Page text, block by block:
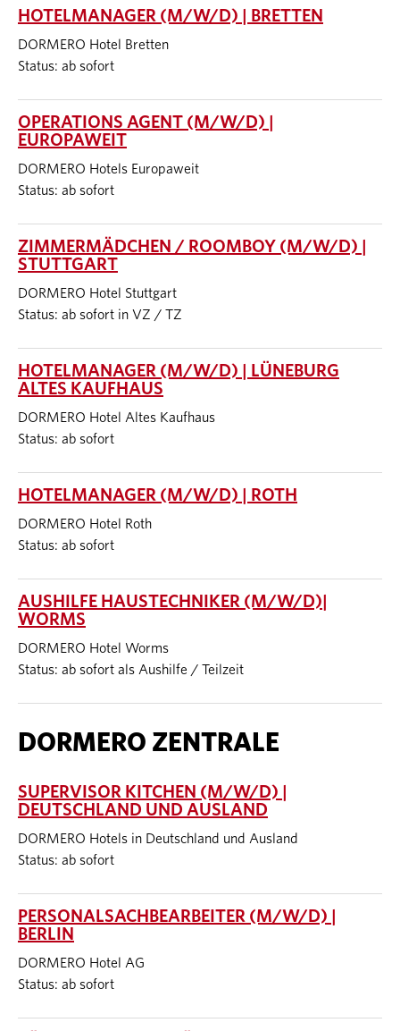
HOTELMANAGER (M/W/D) | BRETTEN
DORMERO Hotel Bretten
Status: ab sofort
OPERATIONS AGENT (M/W/D) |
EUROPAWEIT
DORMERO Hotels Europaweit
Status: ab sofort
ZIMMERMÄDCHEN / ROOMBOY (M/W/D) |
STUTTGART
DORMERO Hotel Stuttgart
Status: ab sofort in VZ / TZ
HOTELMANAGER (M/W/D) | LÜNEBURG
ALTES KAUFHAUS
DORMERO Hotel Altes Kaufhaus
Status: ab sofort
HOTELMANAGER (M/W/D) | ROTH
DORMERO Hotel Roth
Status: ab sofort
AUSHILFE HAUSTECHNIKER (M/W/D)|
WORMS
DORMERO Hotel Worms
Status: ab sofort als Aushilfe / Teilzeit
DORMERO ZENTRALE
SUPERVISOR KITCHEN (M/W/D) |
DEUTSCHLAND UND AUSLAND
DORMERO Hotels in Deutschland und Ausland
Status: ab sofort
PERSONALSACHBEARBEITER (M/W/D) |
BERLIN
DORMERO Hotel AG
Status: ab sofort